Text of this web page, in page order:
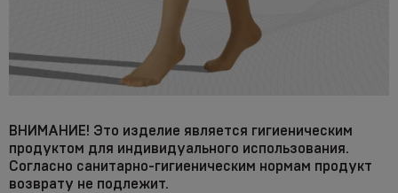
ВНИМАНИЕ! Это изделие является гигиеническим
продуктом для индивидуального использования.
Согласно санитарно-гигиеническим нормам продукт
возврату не подлежит.